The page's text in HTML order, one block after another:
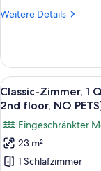
(NO
Weitere Details
Weitere
Zimmer,
Queen-
Bett,
(NO
PETS)
Alle
Fotos
Classic-
Zimmer,
4
Classic-Zimmer, 1
2nd floor, NO
Eingeschränkter
23 m²
1 Schlafzimmer